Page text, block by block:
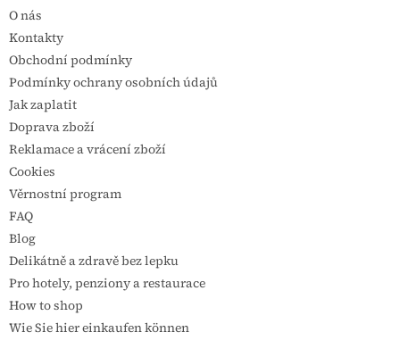
O nás
Kontakty
Obchodní podmínky
Podmínky ochrany osobních údajů
Jak zaplatit
Doprava zboží
Reklamace a vrácení zboží
Cookies
Věrnostní program
FAQ
Blog
Delikátně a zdravě bez lepku
Pro hotely, penziony a restaurace
How to shop
Wie Sie hier einkaufen können